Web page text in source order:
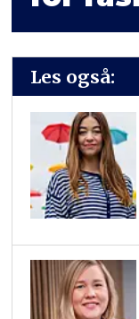
Les også: